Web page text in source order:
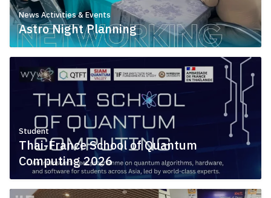
News Activities & Events
Astro Night Planning
July 8, 2026
Student
Thai-France School of Quantum
Computing 2026
July 7, 2026